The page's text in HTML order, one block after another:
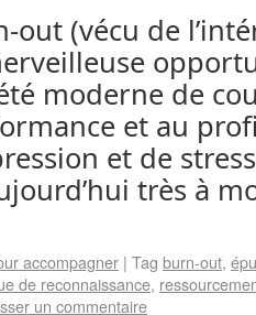
out (vécu de
moderne de
et au
et de
très à
accompagner | Tag burn-out,
de reconnaissance,
un commentaire